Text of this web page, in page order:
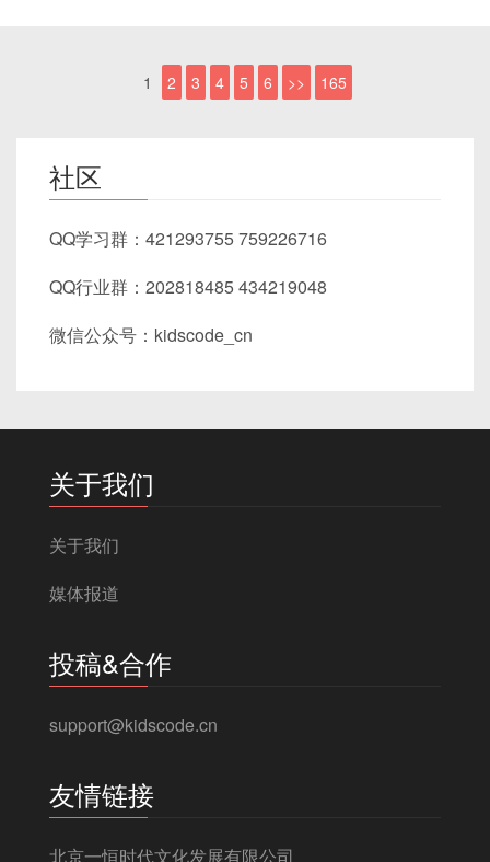
1 2 3 4 5 6 >> 165
社区
QQ学习群：421293755 759226716
QQ行业群：202818485 434219048
微信公众号：kidscode_cn
关于我们
关于我们
媒体报道
投稿&合作
support@kidscode.cn
友情链接
北京一恒时代文化发展有限公司